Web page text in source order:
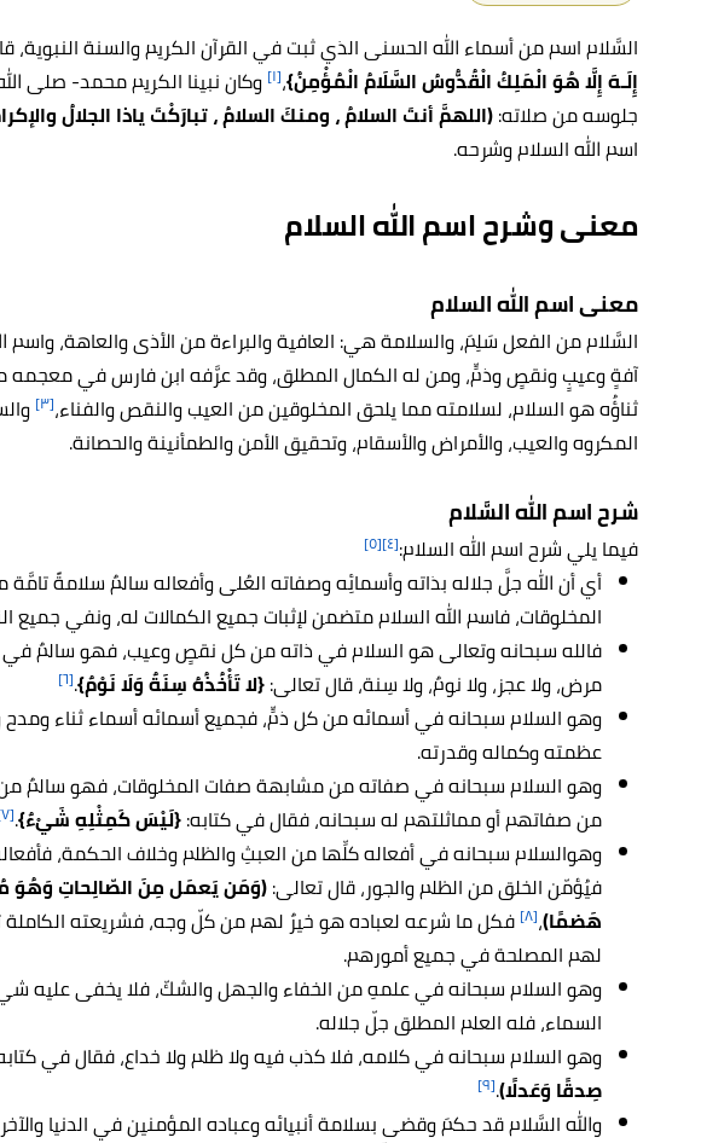
السَّلام اسم من أسماء الله الحسنى الذي ثبت في القرآن الكريم والسنة النبوية،
إِلَـهَ إِلَّا هُوَ الْمَلِكُ الْقُدُّوسُ السَّلَامُ الْمُؤْمِنُ}،[١] وكان نبينا الكريم محمد- صلى
جلوسه من صلاته:(اللهمَّ أنتَ السلامُ ، ومنكَ السلامُ ، تبارَكْتَ ياذا الجلالُ
اسم الله السلام وشرحه.
معنى وشرح اسم الله السلام
معنى اسم الله السلام
السَّلام من الفعل سَلِمَ، والسلامة هي: العافية والبراءة من الأذى والعاهة، واسم
آفةٍ وعيبٍ ونقصٍ وذمٍّ، ومن له الكمال المطلق، وقد عرَّفه ابن فارس في معجمه
ثناؤُه هو السلام، لسلامته مما يلحق المخلوقين من العيب والنقص والفناء،[٣]
المكروه والعيب، والأمراض والأسقام، وتحقيق الأمن والطمأنينة والحصانة.
شرح اسم الله السَّلام
فيما يلي شرح اسم الله السلام:[٤] [٥]
أي أن الله جلَّ جلاله بذاته وأسمائِه وصفاته العُلى وأفعاله سالمٌ سلامةً
المخلوقات، فاسم الله السلام متضمن لإثبات جميع الكمالات له، ونفي جميع
فالله سبحانه وتعالى هو السلام في ذاته من كل نقصٍ وعيب، فهو سالمٌ في
مرض، ولا عجز، ولا نومٌ، ولا سِنة، قال تعالى:{لا تَأْخُذُهُ سِنَةٌ وَلَا نَوْمٌ}.[٦]
وهو السلام سبحانه في أسمائه من كل ذمٍّ، فجميع أسمائه أسماء ثناء ومدح
عظمته وكماله وقدرته.
وهو السلام سبحانه في صفاته من مشابهة صفات المخلوقات، فهو سالمٌ
من صفاتهم أو مماثلتهم له سبحانه، فقال في كتابه:{لَيْسَ كَمِثْلِهِ شَيْءٌ}.[٧]
وهوالسلام سبحانه في أفعاله كلِّها من العبثِ والظلم وخلاف الحكمة،
فيُؤمّن الخلق من الظلم والجور، قال تعالى:(وَمَن يَعمَل مِنَ الصّالِحاتِ وَهُوَ
هَضمًا)،[٨]
فكل ما شرعه لعباده هو خيرٌ لهم من كلّ وجه، فشريعته
لهم المصلحة في جميع أمورهم.
وهو السلام سبحانه في علمهِ من الخفاء والجهل والشكّ، فلا يخفى عليه
السماء، فله العلم المطلق جلّ جلاله.
وهو السلام سبحانه في كلامه، فلا كذب فيه ولا ظلم ولا خداع، فقال في
صِدقًا وَعَدلًا).[٩]
والله السَّلام قد حكمَ وقضى بسلامة أنبيائه وعباده المؤمنين في الدنيا